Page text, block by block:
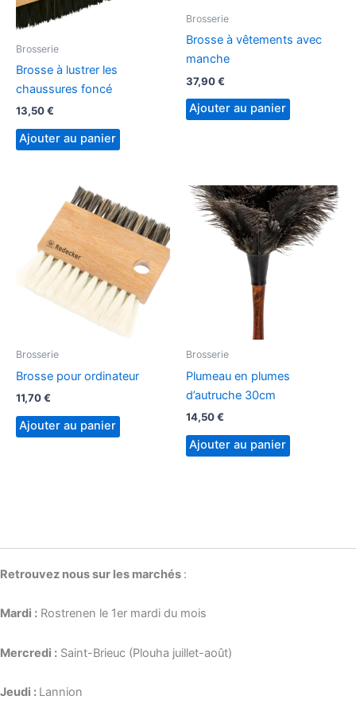
Brosserie
Brosse à lustrer les
chaussures foncé
13,50€
Ajouter au panier
Brosserie
Brosse à vêtements avec
manche
37,90€
Ajouter au panier
Brosserie
Brosse pour ordinateur
11,70€
Ajouter au panier
Brosserie
Plumeau en plumes
d’autruche 30cm
14,50€
Ajouter au panier
Retrouvez nous sur les marchés :
Mardi : Rostrenen le 1er mardi du mois
Mercredi : Saint-Brieuc (Plouha juillet-août)
Jeudi : Lannion